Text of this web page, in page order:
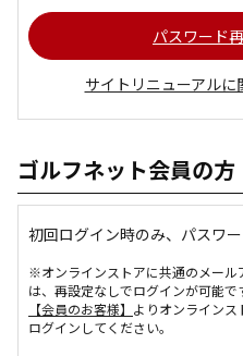
パスワード
サイトリニューアル
ゴルフネット会員の方
初回ログイン時のみ、パスワ
※オンラインストアに共通のメール
は、再設定なしでログインが可能で
【会員のお客様】 よりオンライン
ログインしてください。